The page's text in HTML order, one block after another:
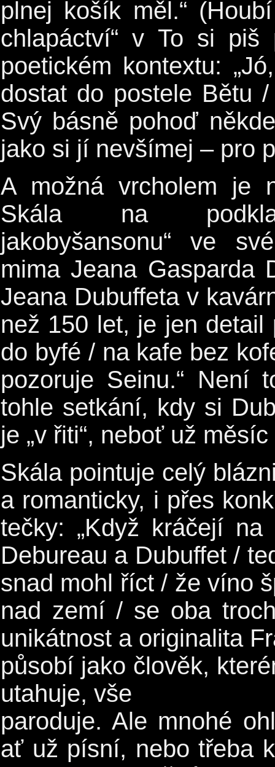
plnej košík měl.“
chlapáctví“ v To si piš
poetickém kontextu:
dostat do postele Bětu
Svý básně pohoď
jako si jí nevšímej – pro
A možná vrcholem je
Skála na
jakobyšansonu“ ve
mima Jeana Gasparda
Jeana Dubuffeta v
než 150 let, je jen detail
do byfé / na kafe bez
pozoruje Seinu.“ Není
tohle setkání, kdy si
je „v řiti“, neboť už
Skála pointuje celý
a romanticky, i přes
tečky: „Když kráčejí
Debureau a Dubuffet /
snad mohl říct / že víno
nad zemí / se oba
unikátnost a originalita
působí jako člověk,
utahuje, vše
paroduje. Ale mnohé
ať už písní, nebo třeba